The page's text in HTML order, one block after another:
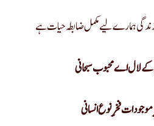
ہمارے لیے مکمل ضابطہ حیات ہے